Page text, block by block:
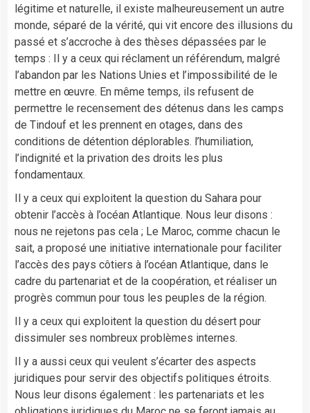
légitime et naturelle, il existe malheureusement un autre
monde, séparé de la vérité, qui vit encore des illusions du
passé et s’accroche à des thèses dépassées par le
temps : Il y a ceux qui réclament un référendum, malgré
l’abandon par les Nations Unies et l’impossibilité de le
mettre en œuvre. En même temps, ils refusent de
permettre le recensement des détenus dans les camps
de Tindouf et les prennent en otages, dans des
conditions de détention déplorables. l’humiliation,
l’indignité et la privation des droits les plus
fondamentaux.
Il y a ceux qui exploitent la question du Sahara pour
obtenir l’accès à l’océan Atlantique. Nous leur disons :
nous ne rejetons pas cela ; Le Maroc, comme chacun le
sait, a proposé une initiative internationale pour faciliter
l’accès des pays côtiers à l’océan Atlantique, dans le
cadre du partenariat et de la coopération, et réaliser un
progrès commun pour tous les peuples de la région.
Il y a ceux qui exploitent la question du désert pour
dissimuler ses nombreux problèmes internes.
Il y a aussi ceux qui veulent s’écarter des aspects
juridiques pour servir des objectifs politiques étroits.
Nous leur disons également : les partenariats et les